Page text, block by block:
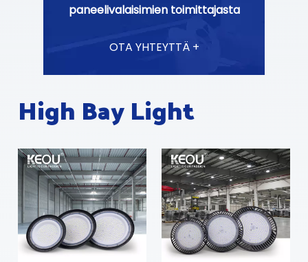
paneelivalaisimien toimittajasta
OTA YHTEYTTÄ +
High Bay Light